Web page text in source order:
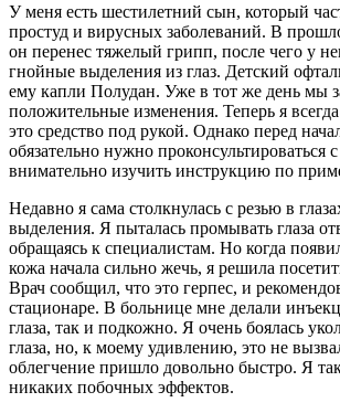
У меня есть шестилетний сын, который
простуд и вирусных заболеваний. В
он перенес тяжелый грипп, после чего у
гнойные выделения из глаз. Детский
ему капли Полудан. Уже в тот же день мы
положительные изменения. Теперь я
это средство под рукой. Однако перед
обязательно нужно проконсультироваться
внимательно изучить инструкцию по
Недавно я сама столкнулась с резью в
выделения. Я пыталась промывать глаза
обращаясь к специалистам. Но когда
кожа начала сильно жечь, я решила
Врач сообщил, что это герпес, и
стационаре. В больнице мне делали
глаза, так и подкожно. Я очень боялась
глаза, но, к моему удивлению, это не
облегчение пришло довольно быстро. Я
никаких побочных эффектов.